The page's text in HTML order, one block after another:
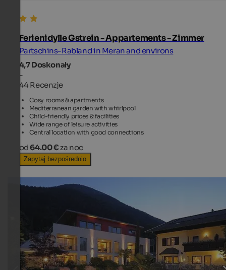
Ferienidylle Gstrein - Appartements - Zimmer
Partschins-Rabland in Meran and environs
4,7Doskonały
-
44 Recenzje
Cosy rooms & apartments
Mediterranean garden with whirlpool
Child-friendly prices & facilities
Wide range of leisure activities
Central location with good connections
od 64.00 € za noc
Zapytaj bezpośrednio